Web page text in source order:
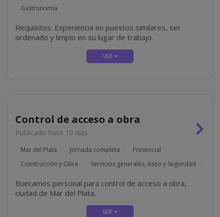
Gastronomía
Requisitos: Experiencia en puestos similares, ser
ordenado y limpio en su lugar de trabajo.
Control de acceso a obra
Publicado hace 10 días
Mar del Plata Jornada completa
Presencial
Construcción y Obra
Servicios generales, Aseo y Seguridad
Buecamos personal para control de acceso a obra,
ciudad de Mar del Plata.